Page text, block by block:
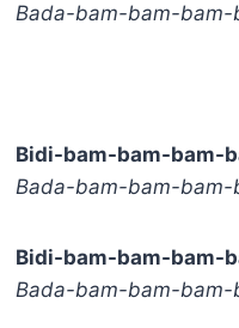
Bada-bam-bam-bam-
Bidi-bam-bam-bam-
Bada-bam-bam-bam-
Bidi-bam-bam-bam-
Bada-bam-bam-bam-